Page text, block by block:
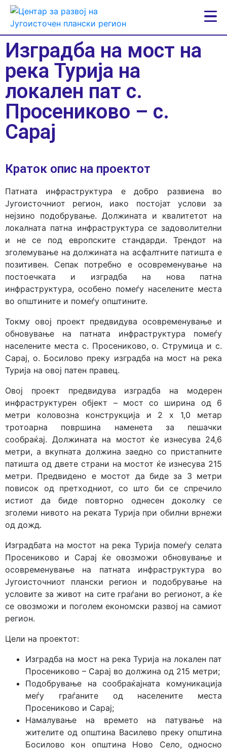
Изградба на мост на
река Турија на
локален пат с.
Просениково – с.
Сарај
Краток опис на проектот
Патната инфраструктура е добро развиена во
Југоисточниот регион, иако постојат услови за
нејзино подобрување. Должината и квалитетот на
локалната патна инфраструктура се задоволителни
и не се под европските стандарди. Трендот на
зголемување на должината на асфалтните патишта е
позитивен. Сепак потребнo e осовременување на
постоечката и изградба на нова патна
инфраструктура, особено помеѓу населените места
во општините и помеѓу општините.
Токму овој проект предвидува осовременување и
обновување на патната инфраструктура помеѓу
населените места с. Просениково, о. Струмица и с.
Сарај, о. Босилово преку изградба на мост на река
Турија на овој патен правец.
Овој проект предвидува изградба на модерен
инфраструктурен објект – мост со ширина од 6
метри коловозна конструкција и 2 x 1,0 метар
тротоарна површина наменета за пешачки
сообраќај. Должината на мостот ќе изнесува 24,6
метри, а вкупната должина заедно со пристапните
патишта од двете страни на мостот ќе изнесува 215
метри. Предвидено е мостот да биде за 3 метри
повисок од претходниот, со што би се спречило
истиот да биде повторно однесен доколку се
зголеми нивото на реката Турија при обилни врнежи
од дожд.
Изградбата на мостот на река Турија помеѓу селата
Просениково и Сарај ќе овозможи обновување и
осовременување на патната инфраструктура во
Југоисточниот плански регион и подобрување на
условите за живот на сите граѓани во регионот, а ќе
се овозможи и поголем економски развој на самиот
регион.
Цели на проектот:
Изградба на мост на река Турија на локален пат
Просениково – Сарај во должина од 215 метри;
Подобрување на сообраќајната комуникација
меѓу граѓаните од населените места
Просениково и Сарај;
Намалување на времето на патување на
жителите од општина Василево преку општина
Босилово кон општина Ново Село, односно